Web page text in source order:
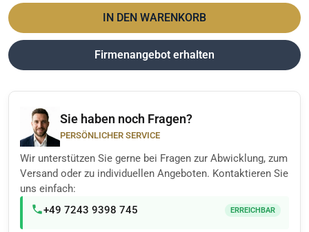
IN DEN WARENKORB
Firmenangebot erhalten
Sie haben noch Fragen?
PERSÖNLICHER SERVICE
Wir unterstützen Sie gerne bei Fragen zur Abwicklung, zum
Versand oder zu individuellen Angeboten. Kontaktieren Sie
uns einfach:
+49 7243 9398 745
ERREICHBAR